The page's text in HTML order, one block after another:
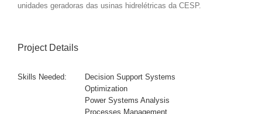
unidades geradoras das usinas hidrelétricas da CESP.
Project Details
Skills Needed:
Decision Support Systems
Optimization
Power Systems Analysis
Processes Management